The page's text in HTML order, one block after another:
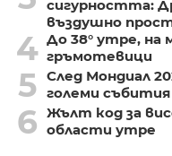
сигурността:
въздушно
4 До 38° утре, на
гръмотевици
5 След Мондиал
големи събития
6 Жълт код за
области утре